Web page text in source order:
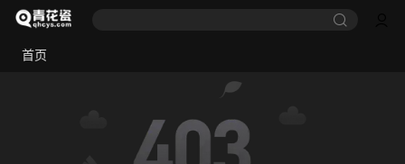
首页